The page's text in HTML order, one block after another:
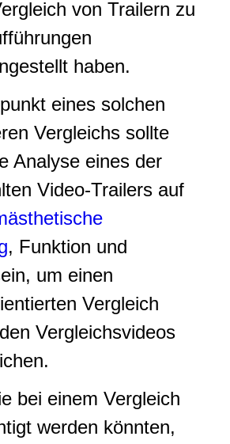
von Trailern zu
haben.
eines solchen
Vergleichs sollte
Analyse eines der
Video-Trailers auf
, Funktion und
um einen
Vergleich
Vergleichsvideos
bei einem Vergleich
werden könnten,